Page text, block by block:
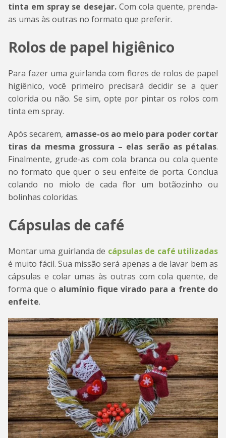
tinta em spray se desejar.Com cola quente, prenda-
as umas às outras no formato que preferir.
Rolos de papel higiênico
Para fazer uma guirlanda com flores de rolos de papel
higiênico, você primeiro precisará decidir se a quer
colorida ou não. Se sim, opte por pintar os rolos com
tinta em spray.
Após secarem, amasse-os ao meio para poder cortar
tiras da mesma grossura – elas serão as pétalas.
Finalmente, grude-as com cola branca ou cola quente
no formato que quer o seu enfeite de porta. Conclua
colando no miolo de cada flor um botãozinho ou
bolinhas coloridas.
Cápsulas de café
Montar uma guirlanda de cápsulas de café utilizadas
é muito fácil. Sua missão será apenas a de lavar bem as
cápsulas e colar umas às outras com cola quente, de
forma que o alumínio fique virado para a frente do
enfeite.